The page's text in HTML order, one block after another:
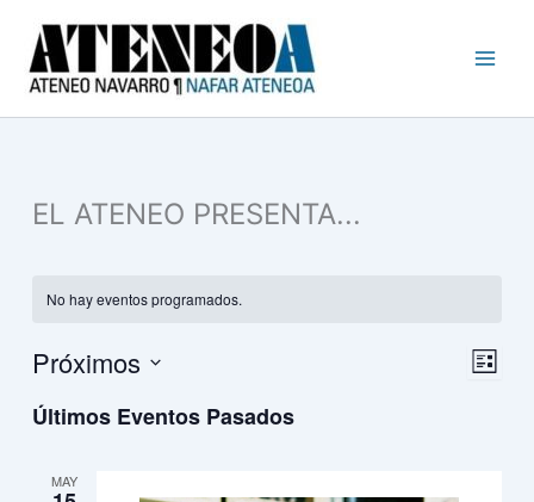
contenido
EL ATENEO PRESENTA...
No hay eventos programados.
Lista
Próximos
la
Últimos Eventos Pasados
MAY